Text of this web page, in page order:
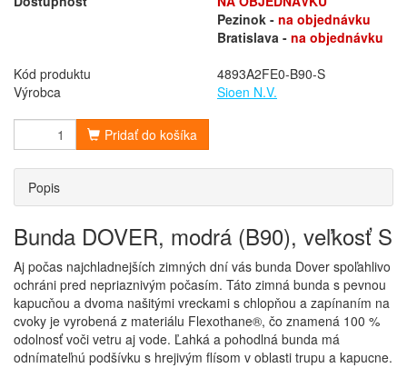
Pezinok - na objednávku
Bratislava - na objednávku
Kód produktu
4893A2FE0-B90-S
Výrobca
Sioen N.V.
Pridať do košíka
Popis
Bunda DOVER, modrá (B90), veľkosť S
Aj počas najchladnejších zimných dní vás bunda Dover spoľahlivo
ochráni pred nepriaznivým počasím. Táto zimná bunda s pevnou
kapucňou a dvoma našitými vreckami s chlopňou a zapínaním na
cvoky je vyrobená z materiálu Flexothane®, čo znamená 100 %
odolnosť voči vetru aj vode. Ľahká a pohodlná bunda má
odnímateľnú podšívku s hrejivým flísom v oblasti trupu a kapucne.